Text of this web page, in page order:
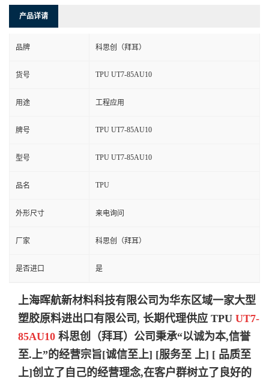
产品详请
品牌 科思创（拜耳）
货号 TPU UT7-85AU10
用途 工程应用
牌号 TPU UT7-85AU10
型号 TPU UT7-85AU10
品名 TPU
外形尺寸 来电询问
厂家 科思创（拜耳）
是否进口 是
上海晖航新材料科技有限公司为华东区域一家大型
塑胶原料进出口有限公司, 长期代理供应 TPU UT7-
85AU10 科思创（拜耳） 公司秉承“以诚为本,信誉
至.上”的经营宗旨[诚信至上] [服务至 上] [ 品质至
上]创立了自己的经营理念,在客户群树立了良好的